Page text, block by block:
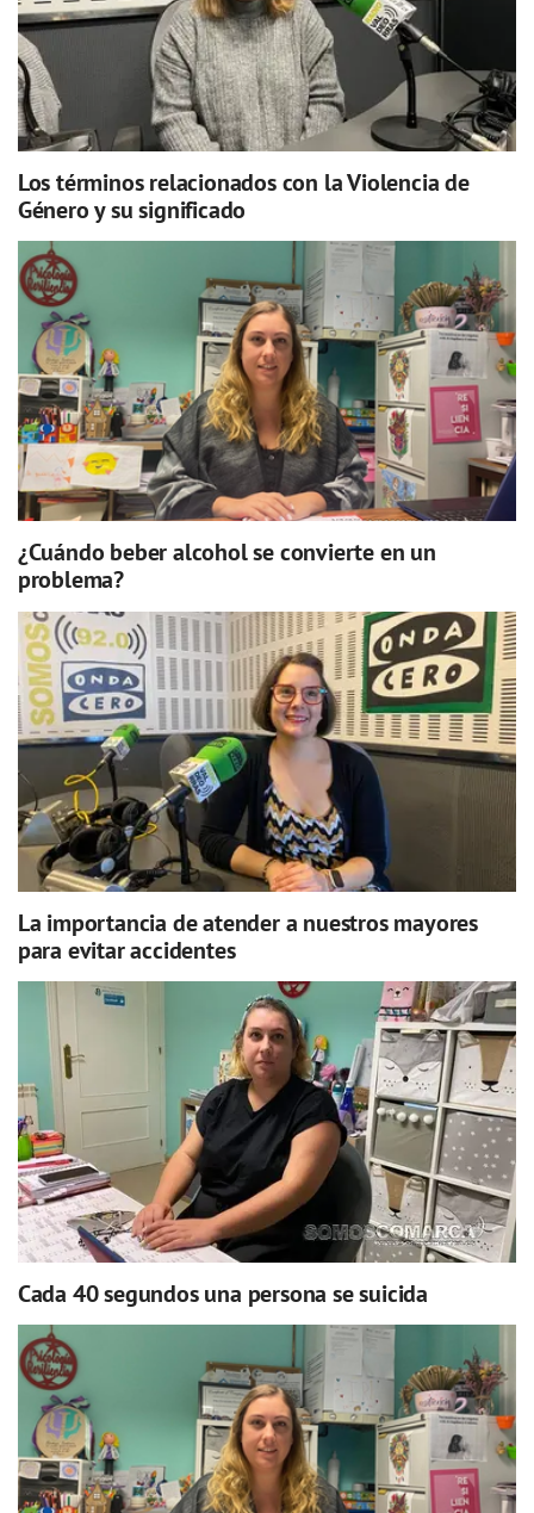
Los términos relacionados con la Violencia de
Género y su significado
¿Cuándo beber alcohol se convierte en un
problema?
La importancia de atender a nuestros mayores
para evitar accidentes
Cada 40 segundos una persona se suicida